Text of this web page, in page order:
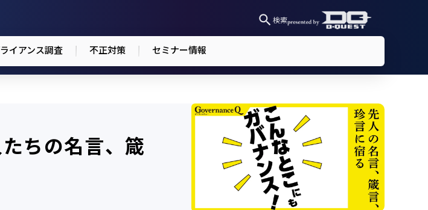
検索
イアンス調査 不正対策 セミナー情報
ちの名言、箴